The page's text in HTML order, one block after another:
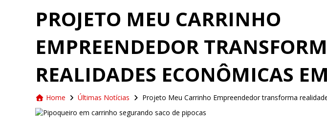
PROJETO MEU CARRINHO
EMPREENDEDOR
REALIDADES ECONÔMICAS
Home Últimas Notícias Projeto Meu Carrinho Empreendedor transforma